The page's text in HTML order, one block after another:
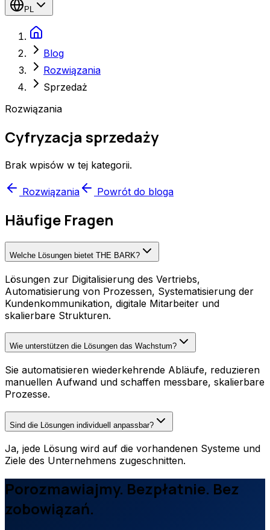
PL
Blog
Rozwiązania
Sprzedaż
Rozwiązania
Cyfryzacja sprzedaży
Brak wpisów w tej kategorii.
Rozwiązania Powrót do bloga
Häufige Fragen
Welche Lösungen bietet THE BARK?
Lösungen zur Digitalisierung des Vertriebs,
Automatisierung von Prozessen, Systematisierung der
Kundenkommunikation, digitale Mitarbeiter und
skalierbare Strukturen.
Wie unterstützen die Lösungen das Wachstum?
Sie automatisieren wiederkehrende Abläufe, reduzieren
manuellen Aufwand und schaffen messbare, skalierbare
Prozesse.
Sind die Lösungen individuell anpassbar?
Ja, jede Lösung wird auf die vorhandenen Systeme und
Ziele des Unternehmens zugeschnitten.
Porozmawiajmy. Bezpłatnie. Bez
zobowiązań.